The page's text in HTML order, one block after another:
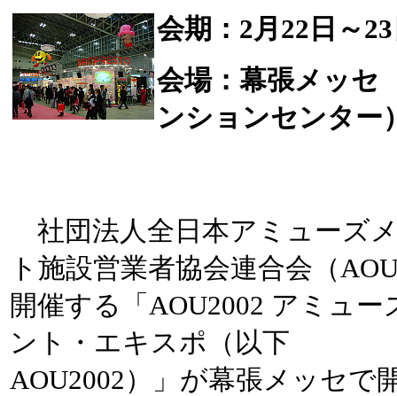
会期：2月22日～
会場：幕張メッセ
ンションセンター
社団法人全日本アミューズ
ト施設営業者協会連合会（
開催する「AOU2002 アミュー
ント・エキスポ（以下
AOU2002）」が幕張メッセで